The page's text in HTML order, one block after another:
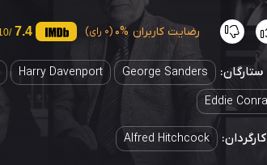
رضایت کاربران 0% (0 رای) 7.4
/10
ستارگان: George Sanders
Harry Davenport
Eddie
کارگردان: Alfred Hitchcock